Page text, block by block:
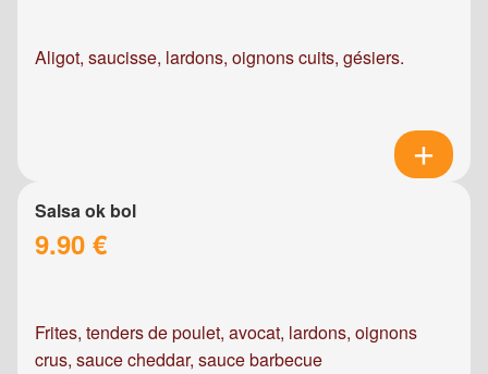
Aligot, saucisse, lardons, oignons cuits, gésiers.
Salsa ok bol
9.90 €
Frites, tenders de poulet, avocat, lardons, oignons
crus, sauce cheddar, sauce barbecue